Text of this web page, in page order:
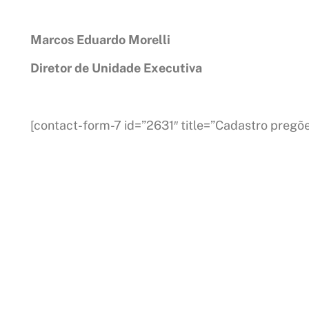
Marcos Eduardo Morelli
Diretor de Unidade Executiva
[contact-form-7 id=”2631″ title=”Cadastro